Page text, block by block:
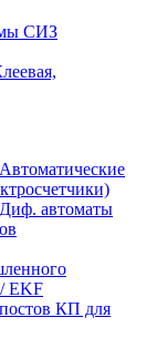
СИЗ
автоматы
EKF
КП для